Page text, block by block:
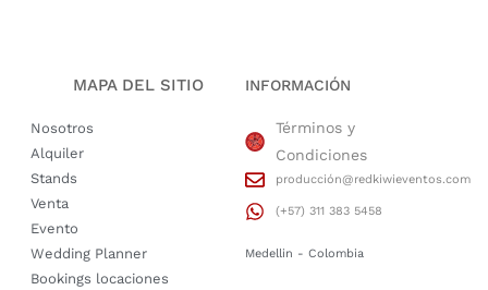
MAPA DEL SITIO
Nosotros
Alquiler
Stands
Venta
Evento
Wedding Planner
Bookings locaciones
INFORMACIÓN
Términos y
Condiciones
producción@redkiwieventos.com
(+57) 311 383 5458
Medellin - Colombia